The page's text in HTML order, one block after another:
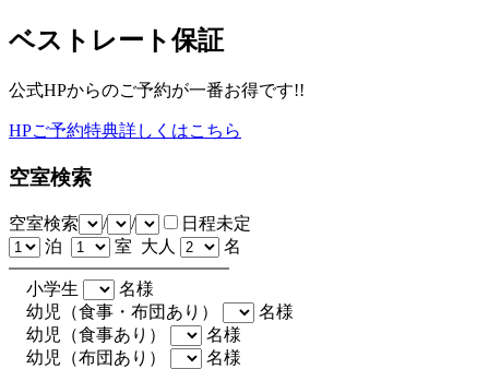
ベストレート保証
公式HPからのご予約が一番お得です!!
HPご予約特典詳しくはこちら
空室検索
空室検索 / /
日程未定
泊
室 大人 名
小学生
名様
幼児（食事・布団あり）
名様
幼児（食事あり）
名様
幼児（布団あり）
名様